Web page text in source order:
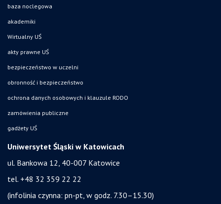
baza noclegowa
akademiki
Wirtualny UŚ
akty prawne UŚ
bezpieczeństwo w uczelni
obronność i bezpieczeństwo
ochrona danych osobowych i klauzule RODO
zamówienia publiczne
gadżety UŚ
Uniwersytet Śląski w Katowicach
ul. Bankowa 12, 40-007 Katowice
tel. +48 32 359 22 22
(infolinia czynna: pn-pt, w godz. 7.30–15.30)